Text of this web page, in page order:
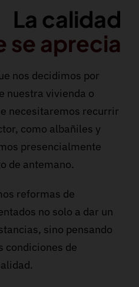
La calidad
se aprecia
nos decidimos por
nuestra vivienda o
necesitaremos recurrir
como albañiles y
presencialmente
de antemano.
reformas de
no solo a dar un
sino pensando
condiciones de